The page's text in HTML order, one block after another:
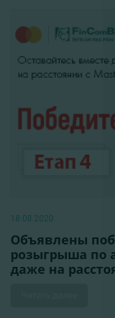
18.08.2020
Объявлены
розыгрыша по
даже на